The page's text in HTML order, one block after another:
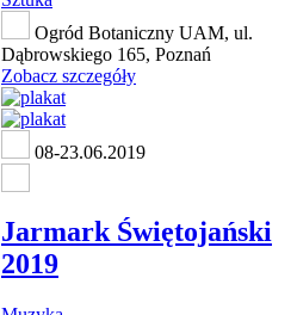
Ogród Botaniczny UAM, ul.
Dąbrowskiego 165, Poznań
Zobacz szczegóły
08-23.06.2019
Jarmark Świętojański
2019